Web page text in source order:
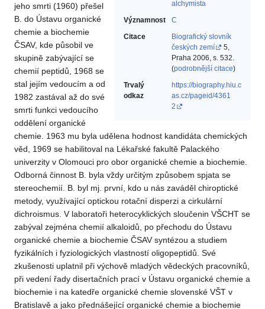
alchymista‎
Významnost
C
Citace
Biografický slovník
českých zemí
5,
Praha 2006, s. 532.
(podrobnější citace)
Trvalý
odkaz
https://biography.hiu.c
as.cz/pageid/4361
2
jeho smrti (1960) přešel
B. do Ústavu organické
chemie a biochemie
ČSAV, kde působil ve
skupině zabývající se
chemií peptidů, 1968 se
stal jejím vedoucím a od
1982 zastával až do své
smrti funkci vedoucího
oddělení organické
chemie. 1963 mu byla udělena hodnost kandidáta chemických
věd, 1969 se habilitoval na Lékařské fakultě Palackého
univerzity v Olomouci pro obor organické chemie a biochemie.
Odborná činnost B. byla vždy určitým způsobem spjata se
stereochemií. B. byl mj. první, kdo u nás zaváděl chiroptické
metody, využívající optickou rotační disperzi a cirkulární
dichroismus. V laboratoři heterocyklických sloučenin VŠCHT se
zabýval zejména chemií alkaloidů, po přechodu do Ústavu
organické chemie a biochemie ČSAV syntézou a studiem
fyzikálních i fyziologických vlastností oligopeptidů. Své
zkušenosti uplatnil při výchově mladých vědeckých pracovníků,
při vedení řady disertačních prací v Ústavu organické chemie a
biochemie i na katedře organické chemie slovenské VŠT v
Bratislavě a jako přednášející organické chemie a biochemie